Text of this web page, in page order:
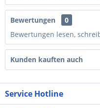
Bewertungen
0
Bewertungen lesen,
Kunden kauften auch
Service Hotline